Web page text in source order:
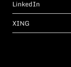
LinkedIn
XING